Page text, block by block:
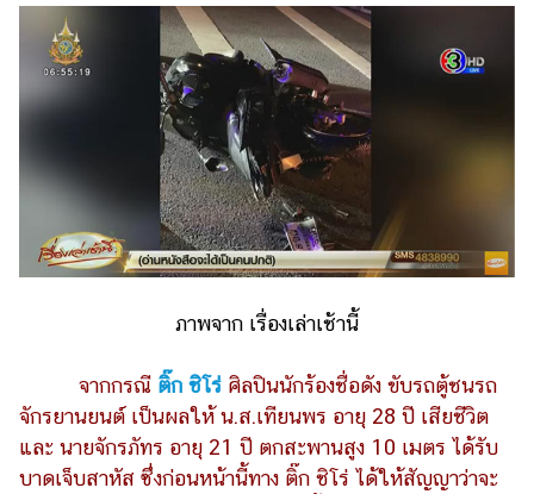
ไลฟ์
ไตล์
ดูด
ผู้
ผู้ชาย
สูตร
อาหาร
ง่ายๆ
ภาพจาก เรื่องเล่าเช้านี้
จากกรณี ติ๊ก ชิโร่ ศิลปินนักร้องชื่อดัง ขับรถตู้ชนรถ
จักรยานยนต์ เป็นผลให้ น.ส.เทียนพร อายุ 28 ปี เสียชีวิต
และ นายจักรภัทร อายุ 21 ปี ตกสะพานสูง 10 เมตร ได้รับ
บาดเจ็บสาหัส ซึ่งก่อนหน้านี้ทาง ติ๊ก ชิโร่ ได้ให้สัญญาว่าจะ